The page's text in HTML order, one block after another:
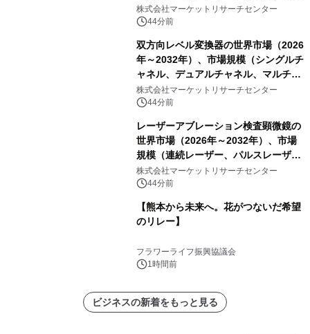
ト、プラスチック、金属）・分析レポ
ートを発表
株式会社マーケットリサーチセンター
44分前
双方向レベル変換器の世界市場（2026
年～2032年）、市場規模（シングルチ
ャネル、デュアルチャネル、マルチチ
ャネル）・分析レポートを発表
株式会社マーケットリサーチセンター
44分前
レーザーアブレーション検査顕微鏡の
世界市場（2026年～2032年）、市場
規模（連続レーザー、パルスレーザ
ー）・分析レポートを発表
株式会社マーケットリサーチセンター
44分前
【熊本から未来へ。花がつないだ希望
のリレー】
フラワーライフ振興協議会
1時間前
ビジネスの新着をもっと見る